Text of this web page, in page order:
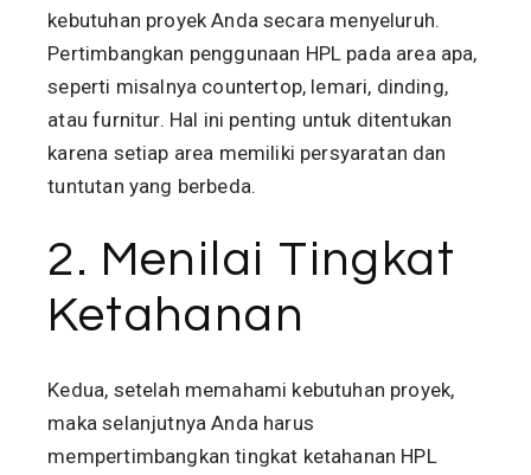
kebutuhan proyek Anda secara menyeluruh.
Pertimbangkan penggunaan HPL pada area apa,
seperti misalnya countertop, lemari, dinding,
atau furnitur. Hal ini penting untuk ditentukan
karena setiap area memiliki persyaratan dan
tuntutan yang berbeda.
2. Menilai Tingkat
Ketahanan
Kedua, setelah memahami kebutuhan proyek,
maka selanjutnya Anda harus
mempertimbangkan tingkat ketahanan HPL